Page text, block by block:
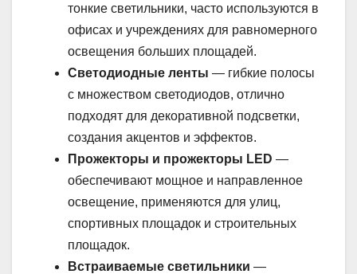
тонкие светильники, часто используются в
офисах и учреждениях для равномерного
освещения больших площадей.
Светодиодные ленты — гибкие полосы
с множеством светодиодов, отлично
подходят для декоративной подсветки,
создания акцентов и эффектов.
Прожекторы и прожекторы LED —
обеспечивают мощное и направленное
освещение, применяются для улиц,
спортивных площадок и строительных
площадок.
Встраиваемые светильники —